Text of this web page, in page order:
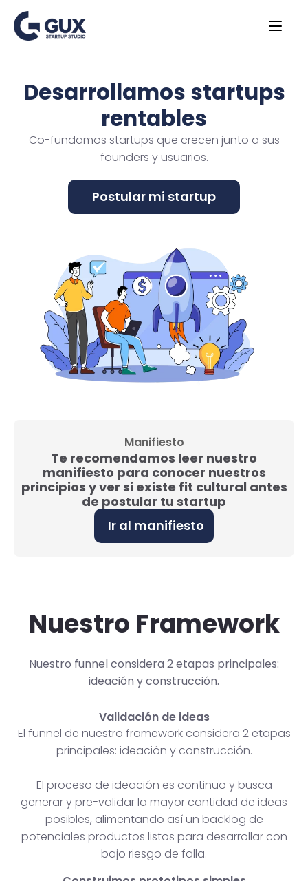
Desarrollamos startups
rentables
Co-fundamos startups que crecen junto a sus
founders y usuarios.
Manifiesto
Te recomendamos leer nuestro
manifiesto para conocer nuestros
principios y ver si existe fit cultural antes
de postular tu startup
Ir al manifiesto
Nuestro Framework
Nuestro funnel considera 2 etapas principales:
ideación y construcción.
Validación de ideas
El funnel de nuestro framework considera 2 etapas
principales: ideación y construcción.
El proceso de ideación es continuo y busca
generar y pre-validar la mayor cantidad de ideas
posibles, alimentando así un backlog de
potenciales productos listos para desarrollar con
bajo riesgo de falla.